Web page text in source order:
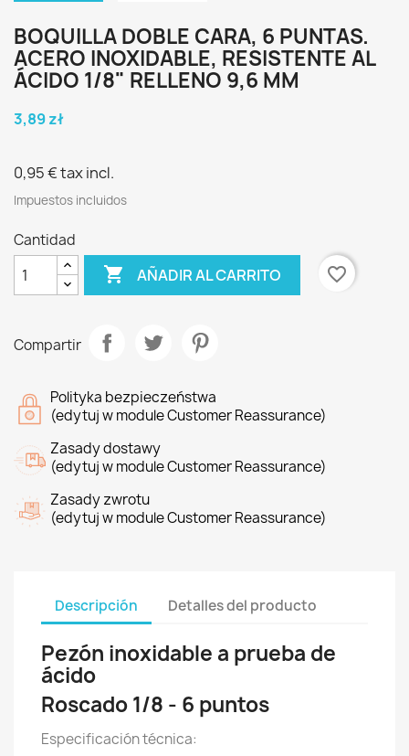
BOQUILLA DOBLE CARA, 6 PUNTAS.
ACERO INOXIDABLE, RESISTENTE AL
ÁCIDO 1/8" RELLENO 9,6 MM
3,89 zł
0,95 €tax incl.
Impuestos incluidos
Cantidad
 AÑADIR AL CARRITO favorite_border
Compartir
Polityka bezpieczeństwa
(edytuj w module Customer Reassurance)
Zasady dostawy
(edytuj w module Customer Reassurance)
Zasady zwrotu
(edytuj w module Customer Reassurance)
Descripción Detalles del producto
Pezón inoxidable a prueba de
ácido
Roscado 1/8 - 6 puntos
Especificación técnica: